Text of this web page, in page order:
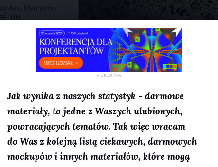
Jak wynika z naszych statystyk - darmowe
materiały, to jedne z Waszych ulubionych,
powracających tematów. Tak więc wracam
do Was z kolejną listą ciekawych, darmowych
mockupów i innych materiałów, które mogą